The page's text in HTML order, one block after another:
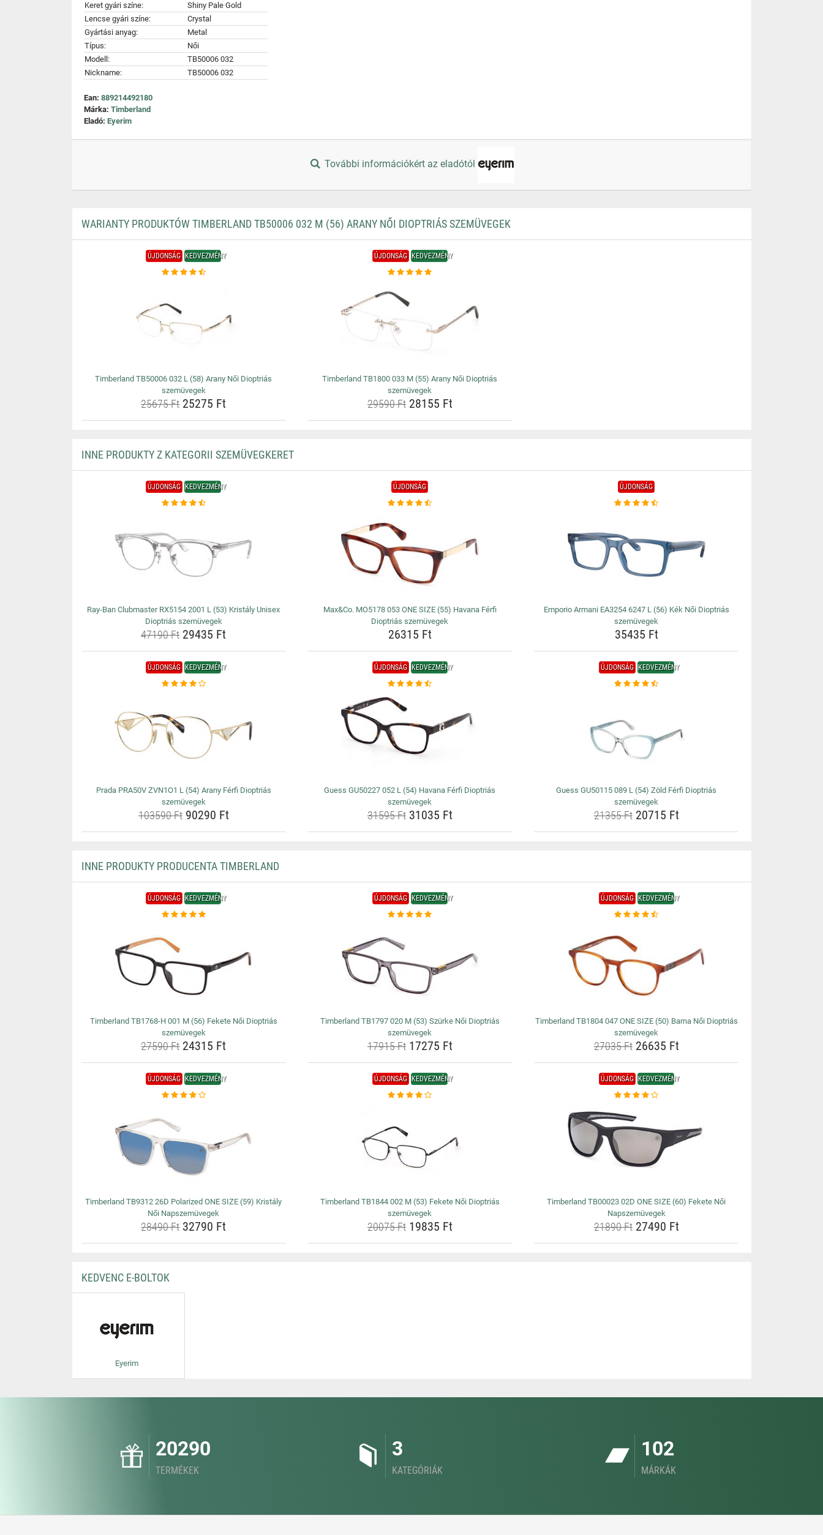
Keret gyári színe:
Shiny Pale Gold
Lencse gyári színe:
Crystal
Gyártási anyag:
Metal
Típus:
Női
Modell:
TB50006 032
Nickname:
TB50006 032
Ean: 889214492180
Márka: Timberland
Eladó: Eyerim
További információkért az eladótól
WARIANTY PRODUKTÓW TIMBERLAND TB50006 032 M (56) ARANY NŐI DIOPTRIÁS SZEMÜVEGEK
ÚJDONSÁG KEDVEZMÉNY
Timberland TB50006 032 L (58) Arany Női Dioptriás
szemüvegek
25675 Ft25275 Ft
ÚJDONSÁG KEDVEZMÉNY
Timberland TB1800 033 M (55) Arany Női Dioptriás
szemüvegek
29590 Ft28155 Ft
INNE PRODUKTY Z KATEGORII SZEMÜVEGKERET
ÚJDONSÁG KEDVEZMÉNY
Ray-Ban Clubmaster RX5154 2001 L (53) Kristály Unisex
Dioptriás szemüvegek
47190 Ft29435 Ft
ÚJDONSÁG
Max&Co. MO5178 053 ONE SIZE (55) Havana Férfi
Dioptriás szemüvegek
26315 Ft
ÚJDONSÁG
Emporio Armani EA3254 6247 L (56) Kék Női Dioptriás
szemüvegek
35435 Ft
ÚJDONSÁG KEDVEZMÉNY
Prada PRA50V ZVN1O1 L (54) Arany Férfi Dioptriás
szemüvegek
103590 Ft90290 Ft
ÚJDONSÁG KEDVEZMÉNY
Guess GU50227 052 L (54) Havana Férfi Dioptriás
szemüvegek
31595 Ft31035 Ft
ÚJDONSÁG KEDVEZMÉNY
Guess GU50115 089 L (54) Zöld Férfi Dioptriás
szemüvegek
21355 Ft20715 Ft
INNE PRODUKTY PRODUCENTA TIMBERLAND
ÚJDONSÁG KEDVEZMÉNY
Timberland TB1768-H 001 M (56) Fekete Női Dioptriás
szemüvegek
27590 Ft24315 Ft
ÚJDONSÁG KEDVEZMÉNY
Timberland TB1797 020 M (53) Szürke Női Dioptriás
szemüvegek
17915 Ft17275 Ft
ÚJDONSÁG KEDVEZMÉNY
Timberland TB1804 047 ONE SIZE (50) Barna Női Dioptriás
szemüvegek
27035 Ft26635 Ft
ÚJDONSÁG KEDVEZMÉNY
Timberland TB9312 26D Polarized ONE SIZE (59) Kristály
Női Napszemüvegek
28490 Ft32790 Ft
ÚJDONSÁG KEDVEZMÉNY
Timberland TB1844 002 M (53) Fekete Női Dioptriás
szemüvegek
20075 Ft19835 Ft
ÚJDONSÁG KEDVEZMÉNY
Timberland TB00023 02D ONE SIZE (60) Fekete Női
Napszemüvegek
21890 Ft27490 Ft
KEDVENC E-BOLTOK
Eyerim
20290
TERMÉKEK
3
KATEGÓRIÁK
102
MÁRKÁK